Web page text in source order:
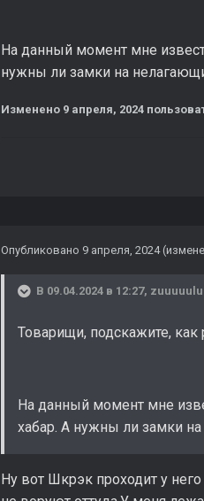
На данный момент мне
нужны ли замки на
Изменено 9 апреля, 2024
Опубликовано 9 апреля, 2024
В 09.04.2024 в 12:27,
Товарищи, подскажите,
На данный момент мне
хабар. А нужны ли замки
Ну вот Шкрэк проходит у